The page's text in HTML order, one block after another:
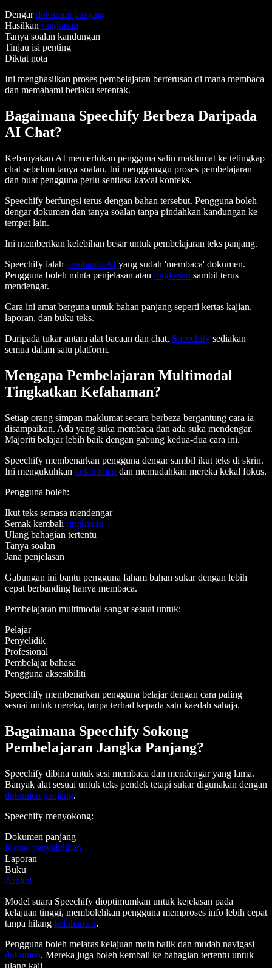
Dengardokumen panjang
Hasilkan ringkasan
Tanya soalan kandungan
Tinjau isi penting
Diktat nota
Ini menghasilkan proses pembelajaran berterusan di mana membaca
dan memahami berlaku serentak.
Bagaimana Speechify Berbeza Daripada
AI Chat?
Kebanyakan AI memerlukan pengguna salin maklumat ke tetingkap
chat sebelum tanya soalan. Ini mengganggu proses pembelajaran
dan buat pengguna perlu sentiasa kawal konteks.
Speechify berfungsi terus dengan bahan tersebut. Pengguna boleh
dengar dokumen dan tanya soalan tanpa pindahkan kandungan ke
tempat lain.
Ini memberikan kelebihan besar untuk pembelajaran teks panjang.
Speechify ialah pembantu AI yang sudah 'membaca' dokumen.
Pengguna boleh minta penjelasan atau ringkasan sambil terus
mendengar.
Cara ini amat berguna untuk bahan panjang seperti kertas kajian,
laporan, dan buku teks.
Daripada tukar antara alat bacaan dan chat, Speechify sediakan
semua dalam satu platform.
Mengapa Pembelajaran Multimodal
Tingkatkan Kefahaman?
Setiap orang simpan maklumat secara berbeza bergantung cara ia
disampaikan. Ada yang suka membaca dan ada suka mendengar.
Majoriti belajar lebih baik dengan gabung kedua-dua cara ini.
Speechify membenarkan pengguna dengar sambil ikut teks di skrin.
Ini mengukuhkan kefahaman dan memudahkan mereka kekal fokus.
Pengguna boleh:
Ikut teks semasa mendengar
Semak kembali ringkasan
Ulang bahagian tertentu
Tanya soalan
Jana penjelasan
Gabungan ini bantu pengguna faham bahan sukar dengan lebih
cepat berbanding hanya membaca.
Pembelajaran multimodal sangat sesuai untuk:
Pelajar
Penyelidik
Profesional
Pembelajar bahasa
Pengguna aksesibiliti
Speechify membenarkan pengguna belajar dengan cara paling
sesuai untuk mereka, tanpa terhad kepada satu kaedah sahaja.
Bagaimana Speechify Sokong
Pembelajaran Jangka Panjang?
Speechify dibina untuk sesi membaca dan mendengar yang lama.
Banyak alat sesuai untuk teks pendek tetapi sukar digunakan dengan
dokumen panjang.
Speechify menyokong:
Dokumen panjang
Kertas penyelidikan
Laporan
Buku
Artikel
Model suara Speechify dioptimumkan untuk kejelasan pada
kelajuan tinggi, membolehkan pengguna memproses info lebih cepat
tanpa hilang kefahaman.
Pengguna boleh melaras kelajuan main balik dan mudah navigasi
dokumen. Mereka juga boleh kembali ke bahagian tertentu untuk
ulang kaji.